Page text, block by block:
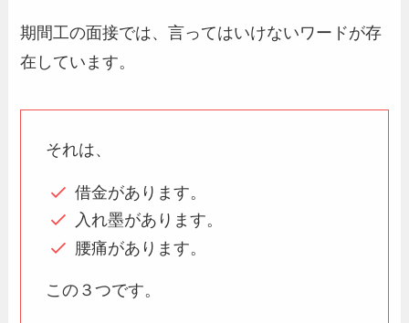
期間工の面接では、言ってはいけないワードが存
在しています。
それは、
借金があります。
入れ墨があります。
腰痛があります。
この３つです。